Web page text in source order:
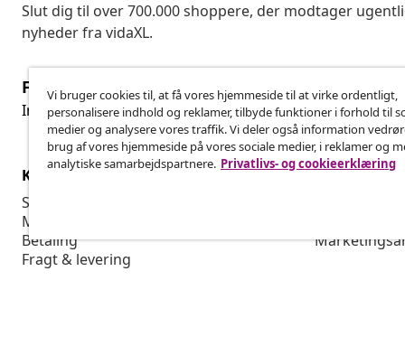
Slut dig til over 700.000 shoppere, der modtager
nyheder fra vidaXL.
Fortryd køb
Indsend en anmodning om at fortryde din ordre.
Kundeservice
Spor din ordre
Min konto
Betaling
Fragt & levering
Virksomhed
Vi bruger cookies til, at få vores hjemmeside til at virke ordentligt,
personalisere indhold og reklamer, tilbyde funktioner i forhold til
medier og analysere vores traffik. Vi deler også information
brug af vores hjemmeside på vores sociale medier, i reklamer og
analytiske samarbejdspartnere. Privatlivs- og cookieerklæring